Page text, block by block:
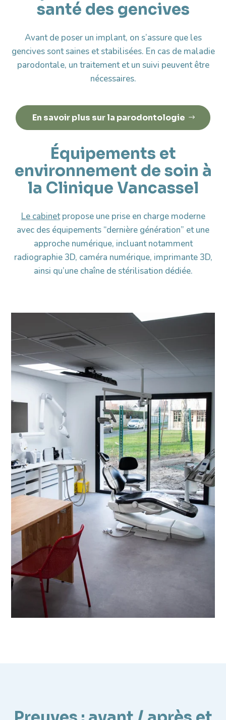
santé des gencives
Avant de poser un implant, on s’assure que les
gencives sont saines et stabilisées. En cas de maladie
parodontale, un traitement et un suivi peuvent être
nécessaires.
En savoir plus sur la parodontologie
Équipements et
environnement de soin à
la Clinique Vancassel
Le cabinetpropose une prise en charge moderne
avec des équipements “dernière génération” et une
approche numérique, incluant notamment
radiographie 3D, caméra numérique, imprimante 3D,
ainsi qu’une chaîne de stérilisation dédiée.